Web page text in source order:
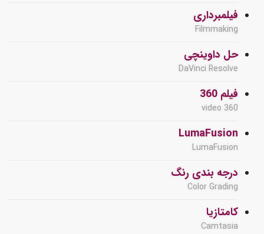
فیلمبرداری
Filmmaking
حل داوینچی
DaVinci Resolve
فیلم 360
360 video
LumaFusion
LumaFusion
درجه بندی رنگ
Color Grading
کامتازیا
Camtasia